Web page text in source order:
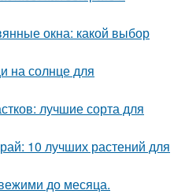
окна: какой выбор
на солнце для
лучшие сорта для
10 лучших растений для
до месяца.